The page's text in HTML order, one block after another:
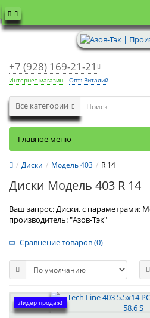
+7 (928) 169-21-21
Интернет магазин Опт: Виталий
Все категории
Главное меню
Диски Модель 403 R 14
Диски Модель 403 R 14
Ваш запрос: Диски, с параметрами:
производитель: "Азов-Тэк"
Сравнение товаров (0)
Лидер продаж!